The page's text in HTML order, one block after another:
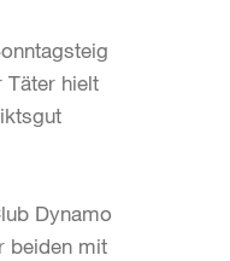
Täter hielt
Dynamo
beiden mit